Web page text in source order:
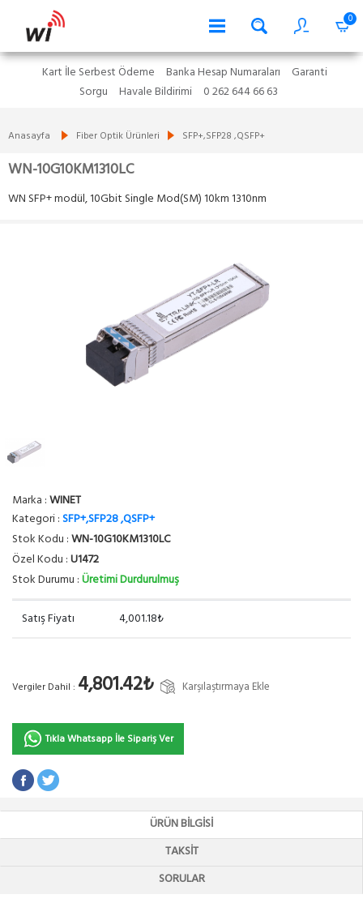
0
Kart İle Serbest Ödeme Banka Hesap Numaraları
Garanti
Sorgu
Havale Bildirimi 0 262 644 66 63
Anasayfa Fiber Optik Ürünleri SFP+,SFP28 ,QSFP+
WN-10G10KM1310LC
WN SFP+ modül, 10Gbit Single Mod(SM) 10km 1310nm
Marka :WINET
Kategori :SFP+,SFP28 ,QSFP+
Stok Kodu :WN-10G10KM1310LC
Özel Kodu :U1472
Stok Durumu :Üretimi Durdurulmuş
Satış Fiyatı 4,001.18₺
Vergiler Dahil : 4,801.42₺ Karşılaştırmaya Ekle
Tıkla Whatsapp İle Sipariş Ver
ÜRÜN BILGISI
TAKSIT
SORULAR